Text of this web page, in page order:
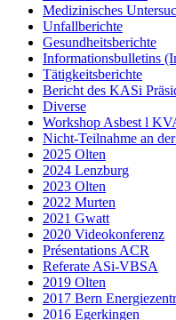
Medizinisches
Unfallberichte
Gesundheitsberichte
Informationsbulletins
Tätigkeitsberichte
Bericht des KASi
Diverse
Workshop Asbest l
Nicht-Teilnahme an
2025 Olten
2024 Lenzburg
2023 Olten
2022 Murten
2021 Gwatt
2020 Videokonferenz
Présentations ACR
Referate ASi-VBSA
2019 Olten
2017 Bern
2016 Egerkingen